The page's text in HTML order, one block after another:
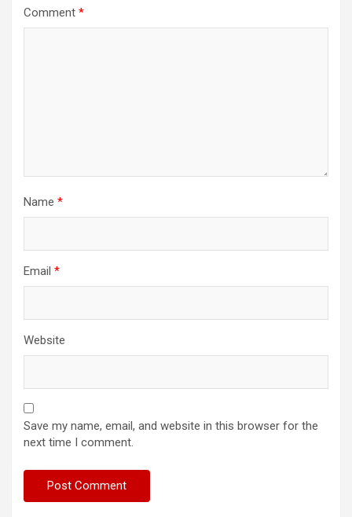
Comment *
Name *
Email *
Website
Save my name, email, and website in this browser for the
next time I comment.